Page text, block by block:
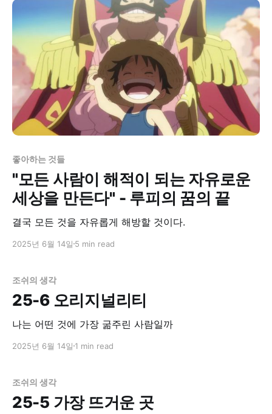
좋아하는 것들
"모든 사람이 해적이 되는 자유로운
세상을 만든다" - 루피의 꿈의 끝
결국 모든 것을 자유롭게 해방할 것이다.
2025년 6월 14일 5 min read
조쉬의 생각
25-6 오리지널리티
나는 어떤 것에 가장 굶주린 사람일까
2025년 6월 14일 1 min read
조쉬의 생각
25-5 가장 뜨거운 곳